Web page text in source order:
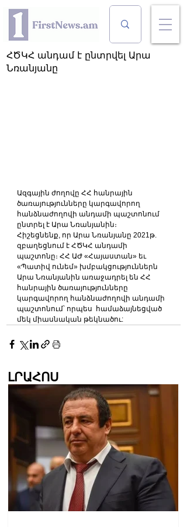
ՀԾԿՀ անդամ է ընտրվել Արա
Նռանյանը
Ազգային ժողովը ՀՀ հանրային
ծառայությունները կարգավորող
հանձնաժողովի անդամի պաշտոնում
ընտրել է Արա Նռանյանին։
Հիշեցնենք, որ Արա Նռանյանը 2021թ.
զբաղեցնում է ՀԾԿՀ անդամի
պաշտոնը։ ՀՀ ԱԺ «Հայաստան» եւ
«Պատիվ ունեմ» խմբակցություններն
Արա Նռանյանին առաջադրել են ՀՀ
հանրային ծառայությունները
կարգավորող հանձնաժողովի անդամի
պաշտոնում՝ որպես  համաձայնեցված
մեկ միասնական թեկնածու:
ԼՐԱՀՈՍ